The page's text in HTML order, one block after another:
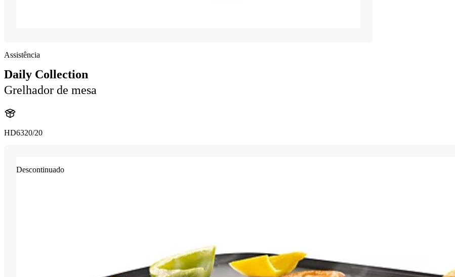
Assistência
Daily Collection
Grelhador de mesa
HD6320/20
Descontinuado